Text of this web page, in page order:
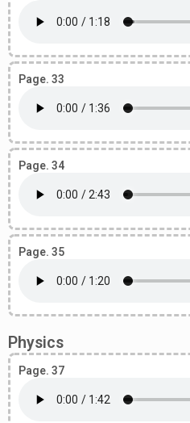
Page. 33
Page. 34
Page. 35
Physics
Page. 37